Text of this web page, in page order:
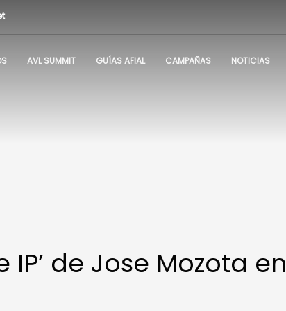
AVL SUMMIT GUÍAS AFIAL CAMPAÑAS NOTICIAS
IP’ de Jose Mozota en